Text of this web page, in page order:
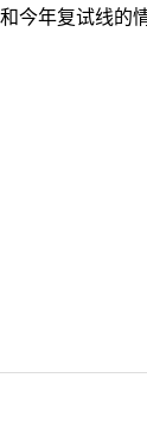
今年复试线的